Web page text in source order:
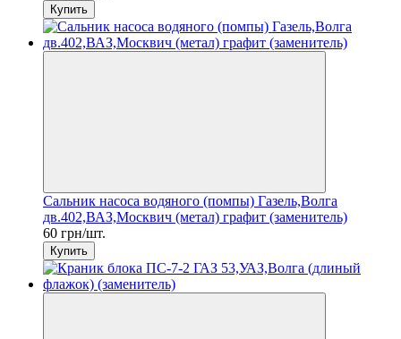
Купить
Сальник насоса водяного (помпы) Газель,Волга
дв.402,ВАЗ,Москвич (метал) графит (заменитель)
60 грн/шт.
Купить